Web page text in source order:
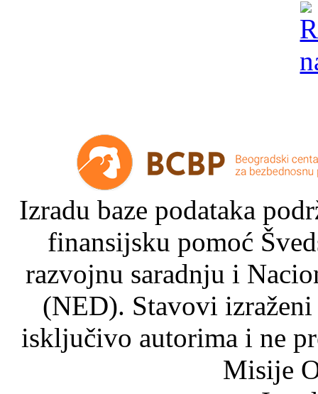
Izradu baze podataka
finansijsku pomoć
razvojnu saradnju i
(NED). Stavovi
isključivo autorima i ne
Misije